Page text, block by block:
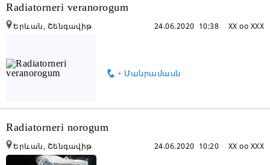
Radiatorneri veranorogum
+ Մանրամասն
XX oo XXX
24.06.2020 10:38
Երևան, Շենգավիթ
Radiatorneri norogum
XX oo XXX
24.06.2020 10:20
Երևան, Շենգավիթ